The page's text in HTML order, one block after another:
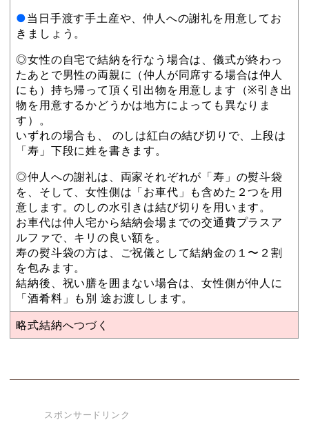
●当日手渡す手土産や、仲人への謝礼を用意してお
きましょう。
◎女性の自宅で結納を行なう場合は、儀式が終わっ
たあとで男性の両親に（仲人が同席する場合は仲人
にも）持ち帰って頂く引出物を用意します（※引き出
物を用意するかどうかは地方によっても異なりま
す）。
いずれの場合も、 のしは紅白の結び切りで、上段は
「寿」下段に姓を書きます。
◎仲人への謝礼は、両家それぞれが「寿」の熨斗袋
を、そして、女性側は「お車代」も含めた２つを用
意します。のしの水引きは結び切りを用います。
お車代は仲人宅から結納会場までの交通費プラスア
ルファで、キリの良い額を。
寿の熨斗袋の方は、ご祝儀として結納金の１〜２割
を包みます。
結納後、祝い膳を囲まない場合は、女性側が仲人に
「酒肴料」も別 途お渡しします。
略式結納へつづく
スポンサードリンク